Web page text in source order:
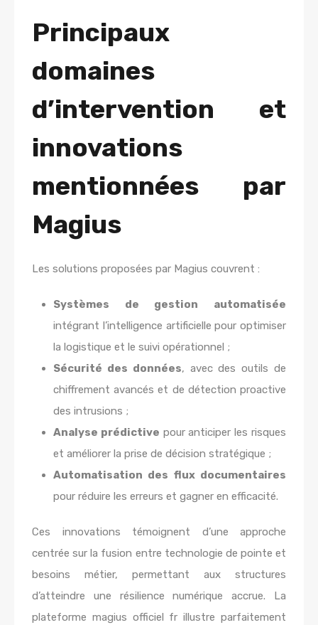
Principaux
domaines
d’intervention et
innovations
mentionnées par
Magius
Les solutions proposées par Magius couvrent :
Systèmes de gestion automatisée
intégrant l’intelligence artificielle pour optimiser
la logistique et le suivi opérationnel ;
Sécurité des données, avec des outils de
chiffrement avancés et de détection proactive
des intrusions ;
Analyse prédictive pour anticiper les risques
et améliorer la prise de décision stratégique ;
Automatisation des flux documentaires
pour réduire les erreurs et gagner en efficacité.
Ces innovations témoignent d’une approche
centrée sur la fusion entre technologie de pointe et
besoins métier, permettant aux structures
d’atteindre une résilience numérique accrue. La
plateforme magius officiel fr illustre parfaitement